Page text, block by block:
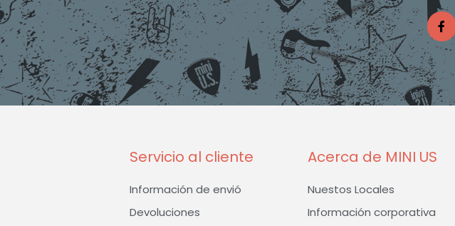
F
a
c
e
b
o
o
k
-
Servicio al cliente
Información de envió
Devoluciones
Acerca de MINI US
Nuestos Locales
Información corporativa